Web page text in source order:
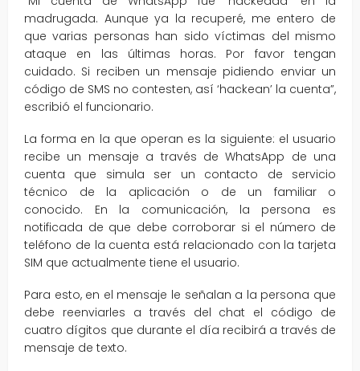
madrugada. Aunque ya la recuperé, me entero de
que varias personas han sido víctimas del mismo
ataque en las últimas horas. Por favor tengan
cuidado. Si reciben un mensaje pidiendo enviar un
código de SMS no contesten, así ‘hackean’ la cuenta”,
escribió el funcionario.
La forma en la que operan es la siguiente: el usuario
recibe un mensaje a través de WhatsApp de una
cuenta que simula ser un contacto de servicio
técnico de la aplicación o de un familiar o
conocido. En la comunicación, la persona es
notificada de que debe corroborar si el número de
teléfono de la cuenta está relacionado con la tarjeta
SIM que actualmente tiene el usuario.
Para esto, en el mensaje le señalan a la persona que
debe reenviarles a través del chat el código de
cuatro dígitos que durante el día recibirá a través de
mensaje de texto.